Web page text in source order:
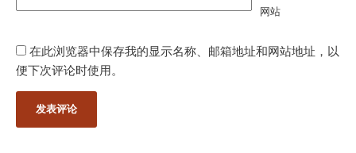
网站
在此浏览器中保存我的显示名称、邮箱地址和网站地址，以
便下次评论时使用。